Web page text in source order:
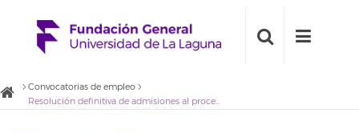
Convocatorias de empleo
Resolución definitiva de admisiones al procedimiento Becas Prolingua 2016-2017 – Primer cuatrimestre